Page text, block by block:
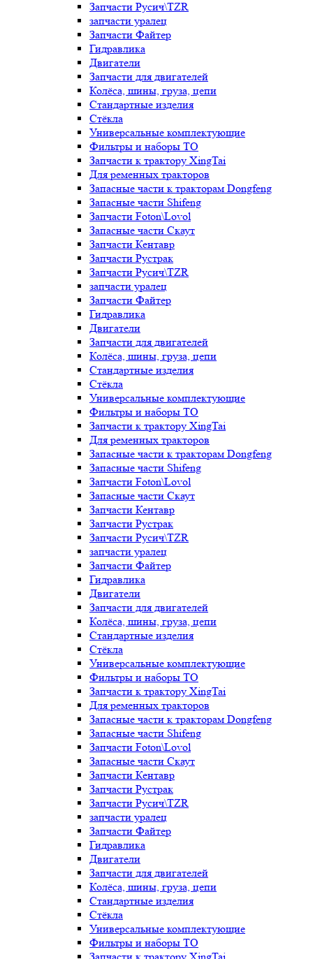
Запчасти Русич\TZR
запчасти уралец
Запчасти Файтер
Гидравлика
Двигатели
Запчасти для двигателей
Колёса, шины, груза, цепи
Стандартные изделия
Стёкла
Универсальные комплектующие
Фильтры и наборы ТО
Запчасти к трактору XingTai
Для ременных тракторов
Запасные части к тракторам Dongfeng
Запасные части Shifeng
Запчасти Foton\Lovol
Запасные части Скаут
Запчасти Кентавр
Запчасти Рустрак
Запчасти Русич\TZR
запчасти уралец
Запчасти Файтер
Гидравлика
Двигатели
Запчасти для двигателей
Колёса, шины, груза, цепи
Стандартные изделия
Стёкла
Универсальные комплектующие
Фильтры и наборы ТО
Запчасти к трактору XingTai
Для ременных тракторов
Запасные части к тракторам Dongfeng
Запасные части Shifeng
Запчасти Foton\Lovol
Запасные части Скаут
Запчасти Кентавр
Запчасти Рустрак
Запчасти Русич\TZR
запчасти уралец
Запчасти Файтер
Гидравлика
Двигатели
Запчасти для двигателей
Колёса, шины, груза, цепи
Стандартные изделия
Стёкла
Универсальные комплектующие
Фильтры и наборы ТО
Запчасти к трактору XingTai
Для ременных тракторов
Запасные части к тракторам Dongfeng
Запасные части Shifeng
Запчасти Foton\Lovol
Запасные части Скаут
Запчасти Кентавр
Запчасти Рустрак
Запчасти Русич\TZR
запчасти уралец
Запчасти Файтер
Гидравлика
Двигатели
Запчасти для двигателей
Колёса, шины, груза, цепи
Стандартные изделия
Стёкла
Универсальные комплектующие
Фильтры и наборы ТО